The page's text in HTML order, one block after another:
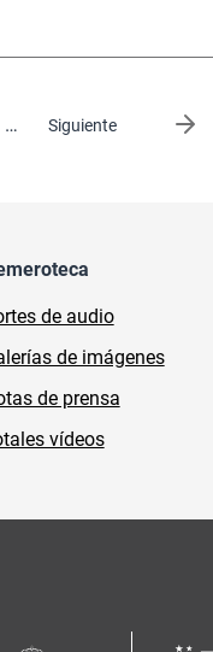
… Siguiente
página
de audio
de imágenes
de prensa
vídeos